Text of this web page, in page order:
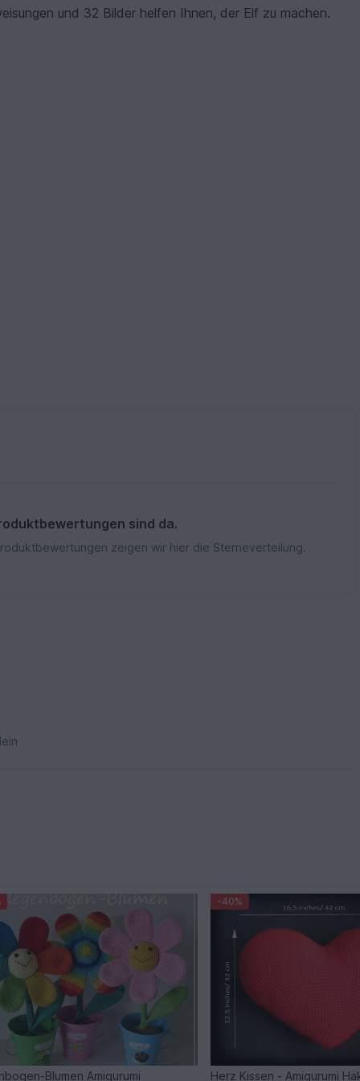
und 32 Bilder helfen Ihnen, der Elf zu machen.
sind da.
zeigen wir hier die Sterneverteilung.
Blumen Amigurumi
-40%
Herz Kissen - Amigurumi